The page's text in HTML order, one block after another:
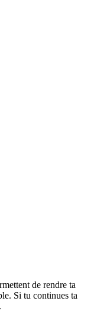
de rendre ta
Si tu continues ta